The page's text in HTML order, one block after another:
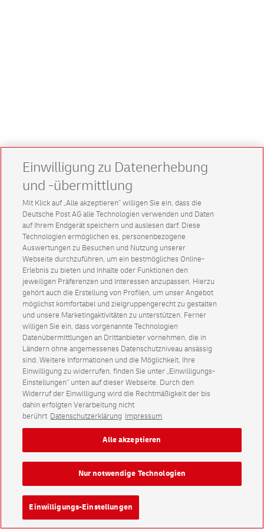
Einwilligung zu Datenerhebung
und -übermittlung
Mit Klick auf „Alle akzeptieren” willigen Sie ein, dass die
Deutsche Post AG alle Technologien verwenden und Daten
auf Ihrem Endgerät speichern und auslesen darf. Diese
Technologien ermöglichen es, personenbezogene
Auswertungen zu Besuchen und Nutzung unserer
Webseite durchzuführen, um ein bestmögliches Online-
Erlebnis zu bieten und Inhalte oder Funktionen den
jeweiligen Präferenzen und Interessen anzupassen. Hierzu
gehört auch die Erstellung von Profilen, um unser Angebot
möglichst komfortabel und zielgruppengerecht zu gestalten
und unsere Marketingaktivitäten zu unterstützen. Ferner
willigen Sie ein, dass vorgenannte Technologien
Datenübermittlungen an Drittanbieter vornehmen, die in
Ländern ohne angemessenes Datenschutzniveau ansässig
sind. Weitere Informationen und die Möglichkeit, Ihre
Einwilligung zu widerrufen, finden Sie unter „Einwilligungs-
Einstellungen“ unten auf dieser Webseite. Durch den
Widerruf der Einwilligung wird die Rechtmäßigkeit der bis
dahin erfolgten Verarbeitung nicht
berührt Datenschutzerklärung Impressum
Einwilligungs-Einstellungen
Nur notwendige Technologien
Alle akzeptieren